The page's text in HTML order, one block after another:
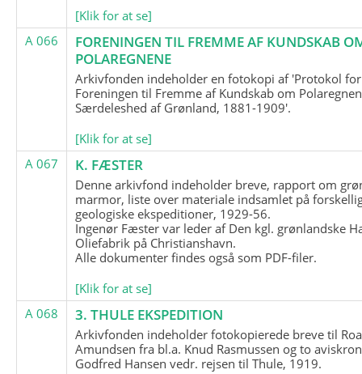
[Klik for at se]
A 066
FORENINGEN TIL FREMME AF KUNDSKAB
POLAREGNENE
Arkivfonden indeholder en fotokopi af 'Protokol for
Foreningen til Fremme af Kundskab om
Særdeleshed af Grønland, 1881-1909'.
[Klik for at se]
A 067
K. FÆSTER
Denne arkivfond indeholder breve, rapport om
marmor, liste over materiale indsamlet på
geologiske ekspeditioner, 1929-56.
Ingenør Fæster var leder af Den kgl. grønlandske
Oliefabrik på Christianshavn.
Alle dokumenter findes også som PDF-filer.
[Klik for at se]
A 068
3. THULE EKSPEDITION
Arkivfonden indeholder fotokopierede breve til
Amundsen fra bl.a. Knud Rasmussen og to
Godfred Hansen vedr. rejsen til Thule, 1919.